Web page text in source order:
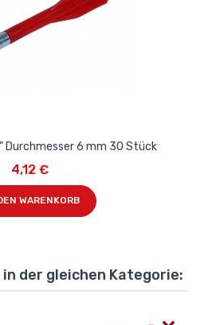
Durchmesser 6 mm 30 Stück
4,12 €
WARENKORB
der gleichen Kategorie: